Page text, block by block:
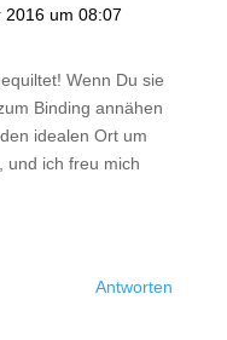
um 08:07
Wenn Du sie
Binding annähen
idealen Ort um
und ich freu mich
Antworten